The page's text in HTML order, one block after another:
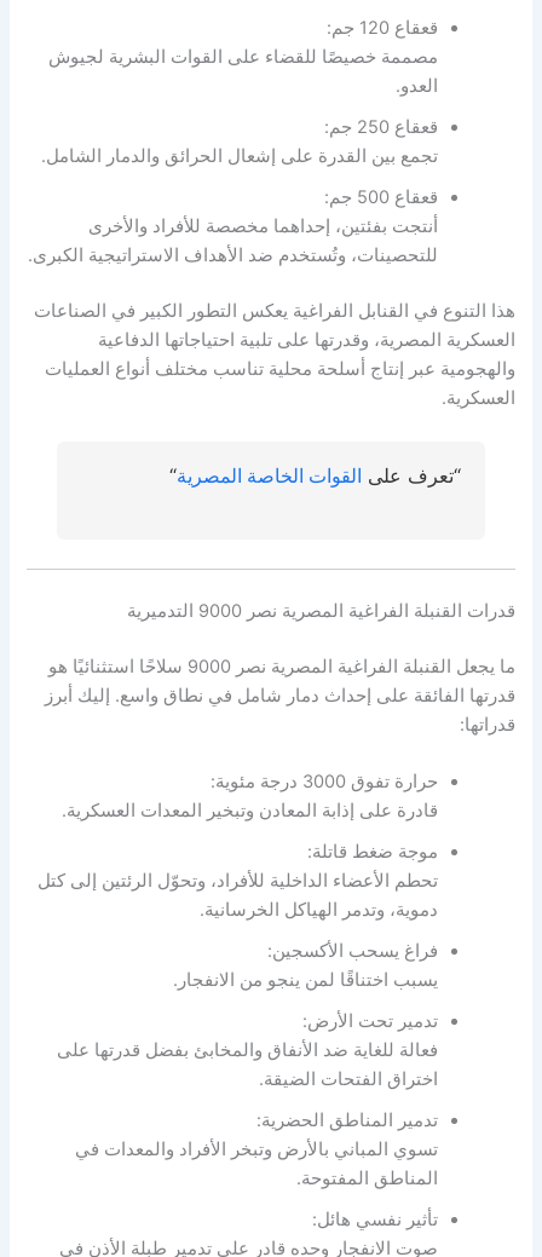
قعقاع 120 جم:
مصممة خصيصًا للقضاء على القوات البشرية لجيوش
العدو.
قعقاع 250 جم:
تجمع بين القدرة على إشعال الحرائق والدمار الشامل.
قعقاع 500 جم:
أنتجت بفئتين، إحداهما مخصصة للأفراد والأخرى
للتحصينات، وتُستخدم ضد الأهداف الاستراتيجية الكبرى.
هذا التنوع في القنابل الفراغية يعكس التطور الكبير في الصناعات
العسكرية المصرية، وقدرتها على تلبية احتياجاتها الدفاعية
والهجومية عبر إنتاج أسلحة محلية تناسب مختلف أنواع العمليات
العسكرية.
“تعرف على القوات الخاصة المصرية“
قدرات القنبلة الفراغية المصرية نصر 9000 التدميرية
ما يجعل القنبلة الفراغية المصرية نصر 9000 سلاحًا استثنائيًا هو
قدرتها الفائقة على إحداث دمار شامل في نطاق واسع. إليك أبرز
قدراتها:
حرارة تفوق 3000 درجة مئوية:
قادرة على إذابة المعادن وتبخير المعدات العسكرية.
موجة ضغط قاتلة:
تحطم الأعضاء الداخلية للأفراد، وتحوّل الرئتين إلى كتل
دموية، وتدمر الهياكل الخرسانية.
فراغ يسحب الأكسجين:
يسبب اختناقًا لمن ينجو من الانفجار.
تدمير تحت الأرض:
فعالة للغاية ضد الأنفاق والمخابئ بفضل قدرتها على
اختراق الفتحات الضيقة.
تدمير المناطق الحضرية:
تسوي المباني بالأرض وتبخر الأفراد والمعدات في
المناطق المفتوحة.
تأثير نفسي هائل:
صوت الانفجار وحده قادر على تدمير طبلة الأذن في